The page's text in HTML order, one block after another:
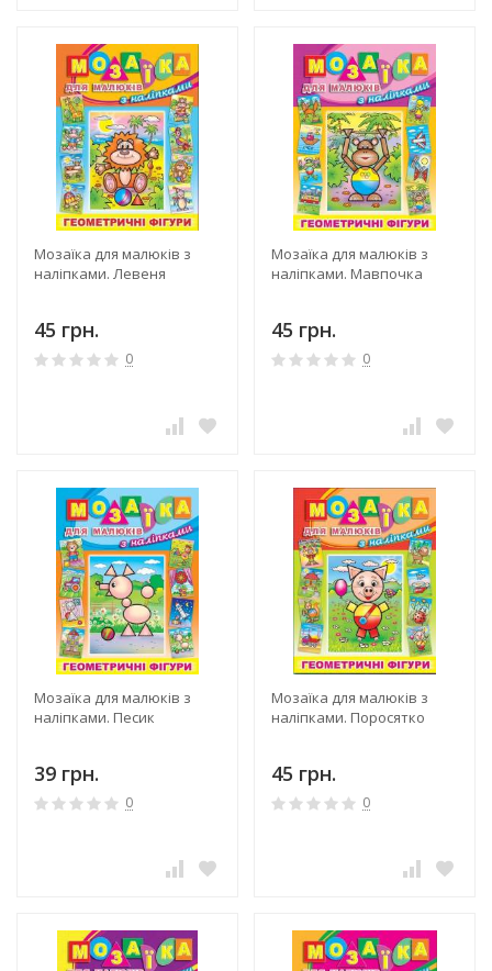
Мозаїка для малюків з
наліпками. Левеня
45 грн.
0
Мозаїка для малюків з
наліпками. Мавпочка
45 грн.
0
Мозаїка для малюків з
наліпками. Песик
39 грн.
0
Мозаїка для малюків з
наліпками. Поросятко
45 грн.
0